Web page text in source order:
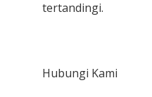
tertandingi.
Hubungi Kami